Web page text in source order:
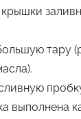
тару
выполнена